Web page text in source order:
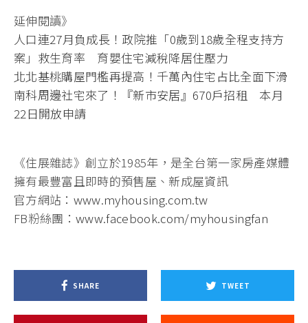
延伸閱讀》
人口連27月負成長！政院推「0歲到18歲全程支持方
案」救生育率 育嬰住宅減稅降居住壓力
北北基桃購屋門檻再提高！千萬內住宅占比全面下滑
南科周邊社宅來了！『新市安居』670戶招租 本月
22日開放申請
《住展雜誌》創立於1985年，是全台第一家房產媒體
擁有最豐富且即時的預售屋、新成屋資訊
官方網站： www.myhousing.com.tw
FB粉絲團：www.facebook.com/myhousingfan
SHARE TWEET